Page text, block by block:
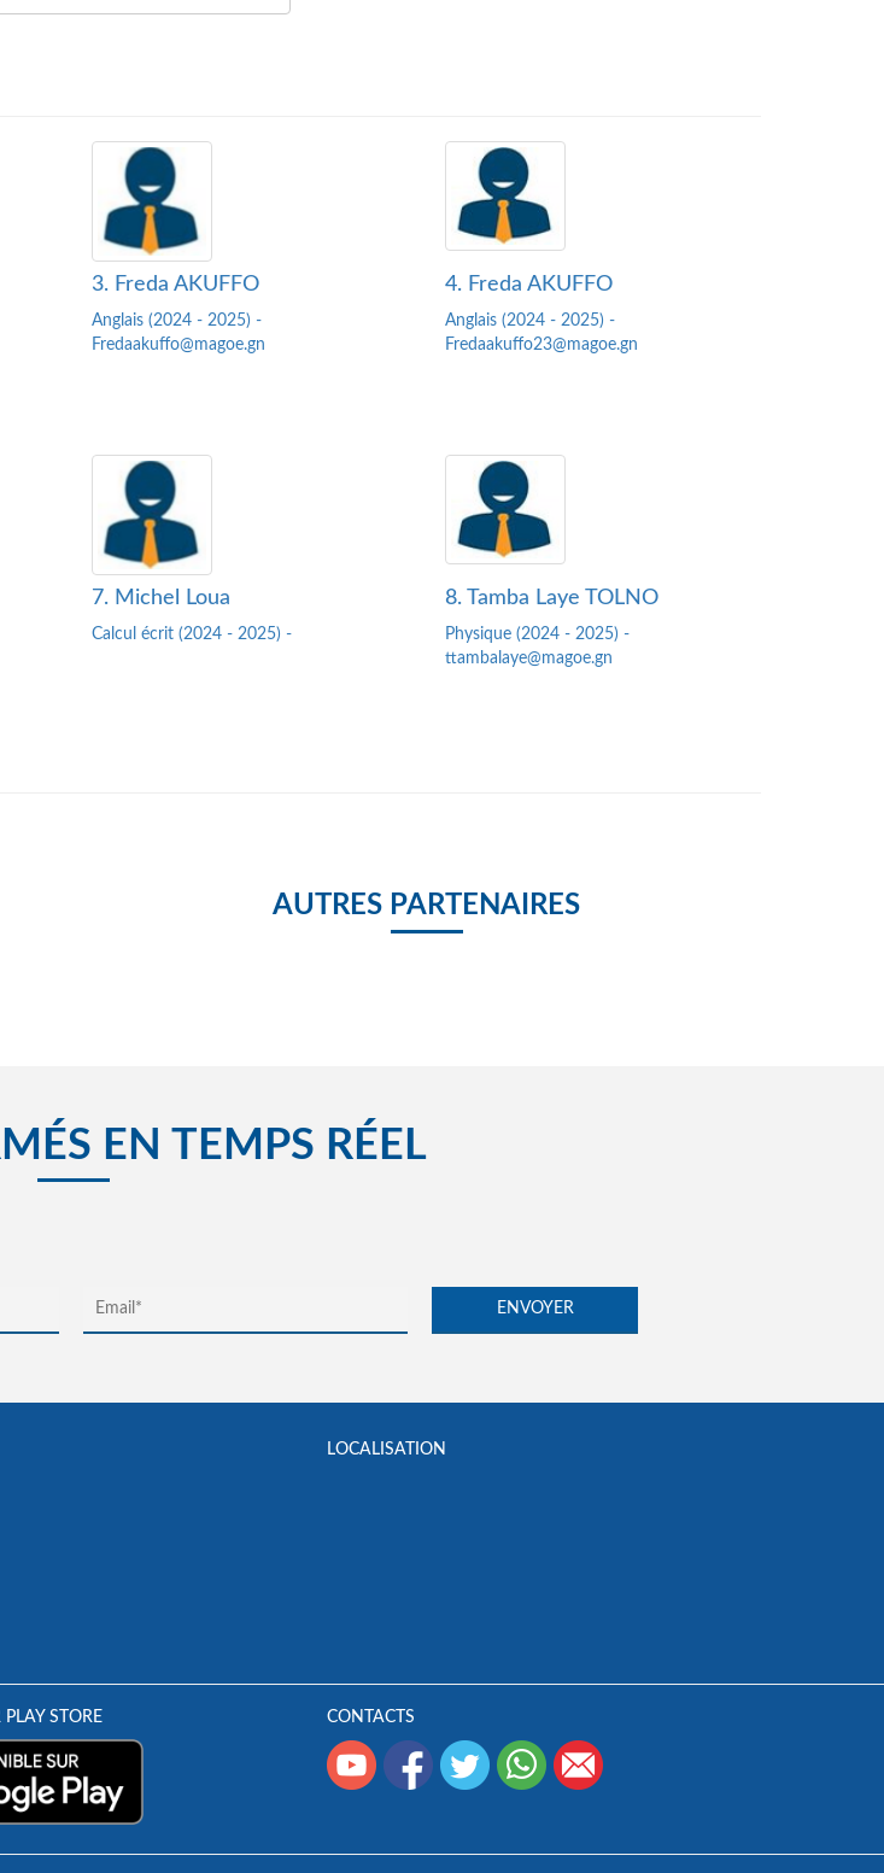
3. Freda AKUFFO
Anglais (2024 - 2025) -
Fredaakuffo@magoe.gn
4. Freda AKUFFO
Anglais (2024 - 2025) -
Fredaakuffo23@magoe.gn
7. Michel Loua
Calcul écrit (2024 - 2025) -
8. Tamba Laye TOLNO
Physique (2024 - 2025) -
ttambalaye@magoe.gn
AUTRES PARTENAIRES
EN TEMPS RÉEL
LOCALISATION
STORE CONTACTS